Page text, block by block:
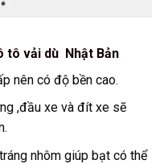
tô vải dù Nhật Bản
nên có độ bền cao.
,đầu xe và đít xe sẽ
nhôm giúp bạt có thể